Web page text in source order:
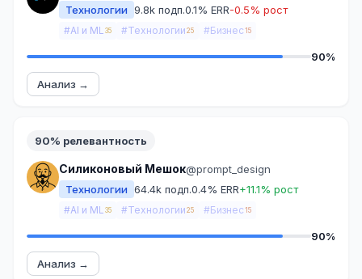
Технологии 9.8k подп.0.1% ERR-0.5% рост
#AI и ML 35 #Технологии 25 #Бизнес 15
90%
Анализ →
90% релевантность
Силиконовый Мешок@prompt_design
Технологии 64.4k подп.0.4% ERR+11.1% рост
#AI и ML 35 #Технологии 25 #Бизнес 15
90%
Анализ →